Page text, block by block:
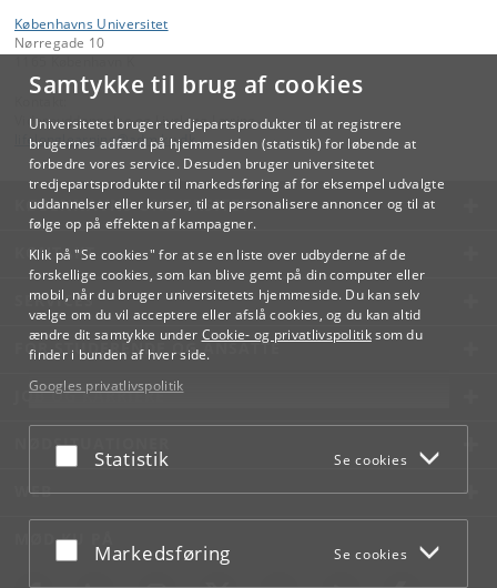
Samtykke til brug af cookies
Universitetet bruger tredjepartsprodukter til at registrere
brugernes adfærd på hjemmesiden (statistik) for løbende at
forbedre vores service. Desuden bruger universitetet
tredjepartsprodukter til markedsføring af for eksempel udvalgte
uddannelser eller kurser, til at personalisere annoncer og til at
følge op på effekten af kampagner.
Klik på "Se cookies" for at se en liste over udbyderne af de
forskellige cookies, som kan blive gemt på din computer eller
mobil, når du bruger universitetets hjemmeside. Du kan selv
vælge om du vil acceptere eller afslå cookies, og du kan altid
ændre dit samtykke under Cookie- og privatlivspolitiksom du
finder i bunden af hver side.
Googles privatlivspolitik
Acceptér eller afslå
Statistik Se cookies
Acceptér eller afslå
Markedsføring Se cookies
Københavns Universitet
Nørregade 10
Videreuddannelse og Livslang Læring
lifelonglearning@adm.ku.dk
KØBENHAVNS UNIVERSITET
KONTAKT
SERVICES
FOR STUDERENDE OG ANSATTE
JOB OG KARRIERE
NØDSITUATIONER
WEB
MØD KU PÅ